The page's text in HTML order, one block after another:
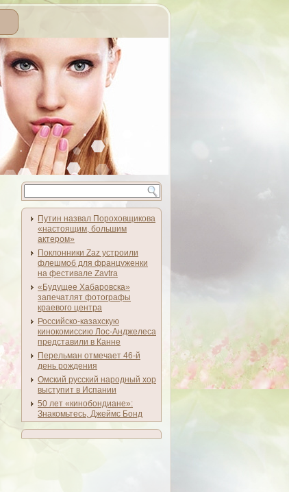
Путин назвал Пороховщикова
«настоящим, большим
актером»
Поклонники Zaz устроили
флешмоб для француженки
на фестивале Zavtra
«Будущее Хабаровска»
запечатлят фотографы
краевого центра
Российско-казахскую
кинокомиссию Лос-Анджелеса
представили в Канне
Перельман отмечает 46-й
день рождения
Омский русский народный хор
выступит в Испании
50 лет «кинобондиане»:
Знакомьтесь, Джеймс Бонд